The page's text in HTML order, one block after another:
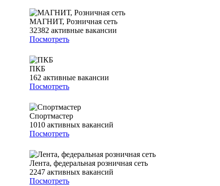
МАГНИТ, Розничная сеть
32382 активные вакансии
Посмотреть
ПКБ
162 активные вакансии
Посмотреть
Спортмастер
1010 активных вакансий
Посмотреть
Лента, федеральная розничная сеть
2247 активных вакансий
Посмотреть